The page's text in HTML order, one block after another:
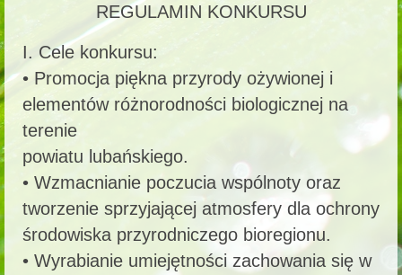
REGULAMIN KONKURSU
I. Cele konkursu:
• Promocja piękna przyrody ożywionej i
elementów różnorodności biologicznej na
terenie
powiatu lubańskiego.
• Wzmacnianie poczucia wspólnoty oraz
tworzenie sprzyjającej atmosfery dla ochrony
środowiska przyrodniczego bioregionu.
• Wyrabianie umiejętności zachowania się w